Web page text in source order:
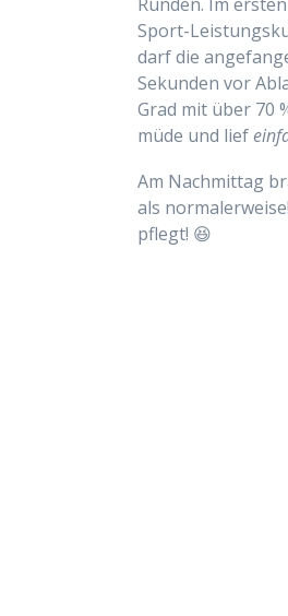
Sport-
darf die
Sekunden vor
Grad mit über 70
müde und lief
Am Nachmittag
als
pflegt! 😆